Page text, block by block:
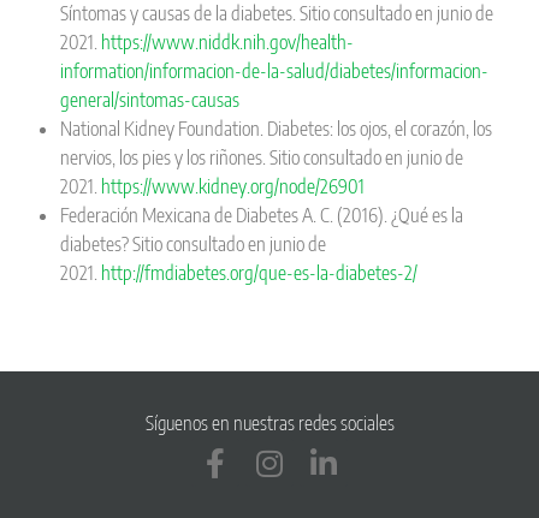
Síntomas y causas de la diabetes. Sitio consultado en junio de
2021. https://www.niddk.nih.gov/health-
information/informacion-de-la-salud/diabetes/informacion-
general/sintomas-causas
National Kidney Foundation. Diabetes: los ojos, el corazón, los
nervios, los pies y los riñones. Sitio consultado en junio de
2021. https://www.kidney.org/node/26901
Federación Mexicana de Diabetes A. C. (2016). ¿Qué es la
diabetes? Sitio consultado en junio de
2021. http://fmdiabetes.org/que-es-la-diabetes-2/
Síguenos en nuestras redes sociales